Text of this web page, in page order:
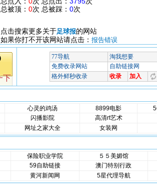
总被顶： 0次 总被踩： 0次
点击搜索更多关于足球报的网站
如果你打不开该网站请点击： 报告错误
心灵的鸡汤 8899电影
闪播影院
高清rt艺术
网址之家大全 女装网
保险职业学院
５５美媚馆
59自助链接
澳门特别行政
黄河新闻网 5星代理导航